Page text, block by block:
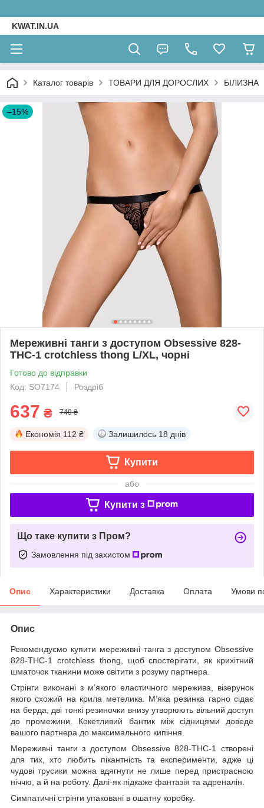
KWAT.IN.UA
Каталог товарів ТОВАРИ ДЛЯ ДОРОСЛИХ БІЛИЗНА
–15%
Мереживні танги з доступом Obsessive 828-
THC-1 crotchless thong L/XL, чорні
Готово до відправки
Код: SO7174
Роздріб
637 ₴ 749 ₴
Економія 112 ₴ Залишилось 18 днів
Купити
або
Купити з
Що таке купити з Пром?
Замовлення під захистом
Опис Характеристики Доставка Оплата Умови
Опис
Рекомендуємо купити мереживні танга з доступом Obsessive
828-THC-1 crotchless thong, щоб спостерігати, як крихітний
шматочок тканини може світити з розуму партнера.
Стрінги виконані з м’якого еластичного мережива, візерунок
якого схожий на крила метелика. М’яка резинка гарно сідає
на берда, дві тонкі резиночки внизу утворюють вільний доступ
до промежини. Кокетливий бантик між сідницями доведе
вашого партнера до максимального кипіння.
Мереживні танги з доступом Obsessive 828-THC-1 створені
для тих, хто любить пікантність та експерименти, адже ці
чудові трусики можна вдягнути не лише перед пристрасною
ніччю, а й на роботу. Далі-як підкаже фантазія та адреналін.
Симпатичні стрінги упаковані в ошатну коробку.